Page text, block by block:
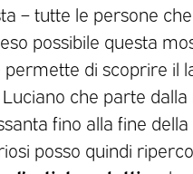
– tutte le persone
possibile questa
permette di scoprire il
che parte
fino alla fine della
posso quindi